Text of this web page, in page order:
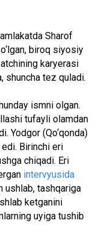
Sharof
biroq siyosiy
karyerasi
shuncha tez quladi.
ismni olgan.
tufayli olamdan
Yodgor (Qo‘qonda)
Birinchi eri
chiqadi. Eri
intervyusida
ushlab, tashqariga
ketganini
uyiga tushib